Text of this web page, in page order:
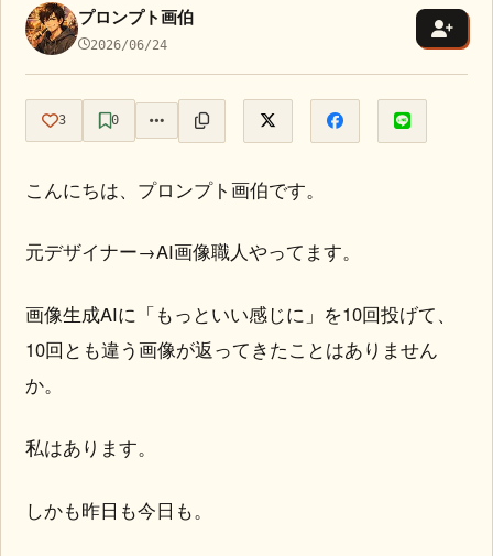
プロンプト画伯
2026/06/24
3 0
こんにちは、プロンプト画伯です。
元デザイナー→AI画像職人やってます。
画像生成AIに「もっといい感じに」を10回投げて、
10回とも違う画像が返ってきたことはありません
か。
私はあります。
しかも昨日も今日も。